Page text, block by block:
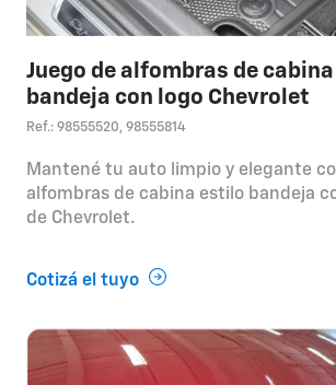
Juego de alfombras de cabina
bandeja con logo Chevrolet
Ref.: 98555520, 98555814
Mantené tu auto limpio y elegante
alfombras de cabina estilo bandeja
de Chevrolet.
Cotizá el tuyo